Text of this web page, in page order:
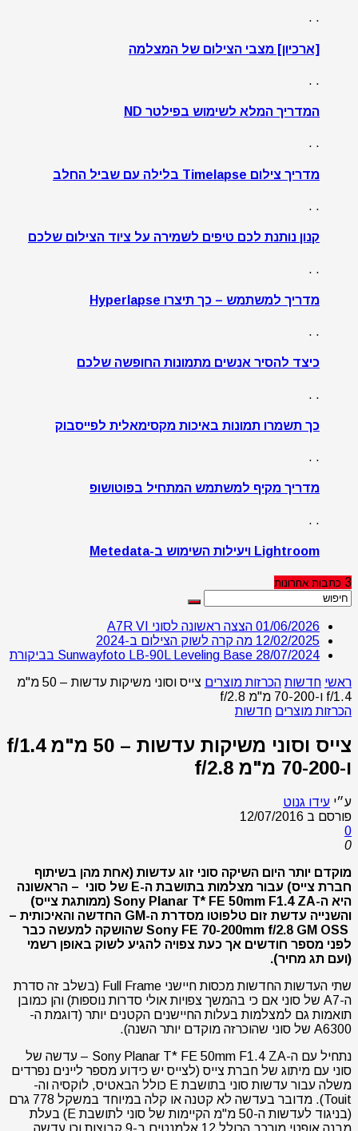
. .
[ארכיון] מצבי הצילום של המצלמה
. .
המדריך המלא לשימוש בפילטר ND
. .
מדריך צילום Timelapse בלילה עם שביל החלב
. .
קנון נותנת לכם טיפים לשמירה על ציוד הצילום שלכם
. .
מדריך למשתמש – כך תיצרו Hyperlapse
. .
כיצד להסיר אנשים מתמונות החופשה שלכם
. .
כך תשמרו תמונות באיכות מקסימאלית לפייסבוק
. .
מדריך מקיף למשתמש המתחיל בפוטושופ
. .
Lightroom ויעילות השימוש ב-Metedata
3 כתבות אחרונות
01/06/2026 הצצה ראשונה לסוני A7R VI
12/02/2025 מה קרה לשוק הצילום ב-2024
28/07/2024 Sunwayfoto LB-90L Leveling Base בביקורת
ראשי חדשות הכרזות מוצרים
צייס וסוני משיקות עדשות – 50 מ"מ
f/1.4 ו-70-200 מ"מ f/2.8
הכרזות מוצרים חדשות
צייס וסוני משיקות עדשות – 50 מ"מ f/1.4
ו-70-200 מ"מ f/2.8
ע״י עידו גנוט
פורסם ב 12/07/2016
0
0
מוקדם יותר היום השיקה סוני זוג עדשות (אחת מהן בשיתוף
חברת צייס) עבור מצלמות בתושבת ה-E של סוני – הראשונה
היא ה-Sony Planar T* FE 50mm F1.4 ZA (ממותגת צייס)
והשנייה עדשת זום טלפוטו מסדרת ה-GM החדשה והאיכותית –
Sony FE 70-200mm f/2.8 GM OSS שהושקה למעשה כבר
לפני מספר חודשים אך כעת צפויה להגיע לשוק באופן רשמי
(ועם תג מחיר).
שתי העדשות החדשות מכסות חיישני Full Frame (בשלב זה סדרת
ה-A7 של סוני אם כי בהמשך צפויות אולי סדרות נוספות) והן כמובן
תואמות גם למצלמות בעלות החיישנים הקטנים יותר (דוגמת ה-
A6300 של סוני שהוכרזה מוקדם יותר השנה).
נתחיל עם ה-Sony Planar T* FE 50mm F1.4 ZA – עדשה של
סוני עם מיתוג של חברת צייס (לצייס יש כידוע מספר ליינים נפרדים
משלה עבור עדשות סוני בתושבת E כולל הבאטיס, לוקסיה וה-
Touit). מדובר בעדשה לא קטנה או קלה במיוחד במשקל 778 גרם
(בניגוד לעדשות ה-50 מ"מ הקיימות של סוני לתושבת E) בעלת
מבנה אופטי מורכב הכולל 12 אלמנטים ב-9 קבוצות וכן עדשה